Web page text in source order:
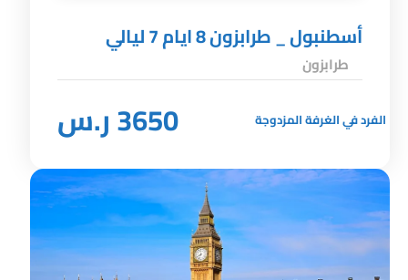
أسطنبول _ طرابزون 8 ايام 7 ليالي
طرابزون
الفرد في الغرفة المزدوجة 3650 ر.س